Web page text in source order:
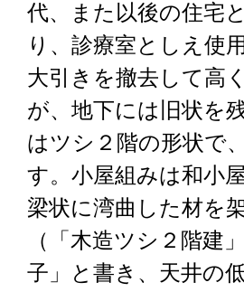
代、また以後の住宅
り、診療室としえ使
大引きを撤去して高
が、地下には旧状を
はツシ２階の形状で
す。小屋組みは和小
梁状に湾曲した材を
（「木造ツシ２階建
子」と書き、天井の